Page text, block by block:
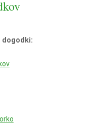
dogodki: